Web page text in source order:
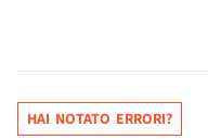
HAI NOTATO ERRORI?